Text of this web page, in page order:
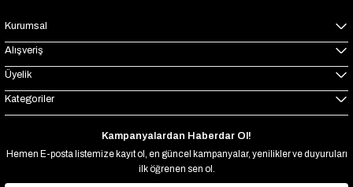
Kurumsal
Alışveriş
Üyelik
Kategoriler
Kampanyalardan Haberdar Ol!
Hemen E-posta listemize kayıt ol, en güncel kampanyalar, yenilikler ve duyuruları
ilk öğrenen sen ol.